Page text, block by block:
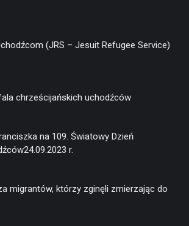
(JRS – Jesuit Refugee Service)
chrześcijańskich uchodźców
na 109. Światowy Dzień
r.
migrantów, którzy zginęli zmierzając do